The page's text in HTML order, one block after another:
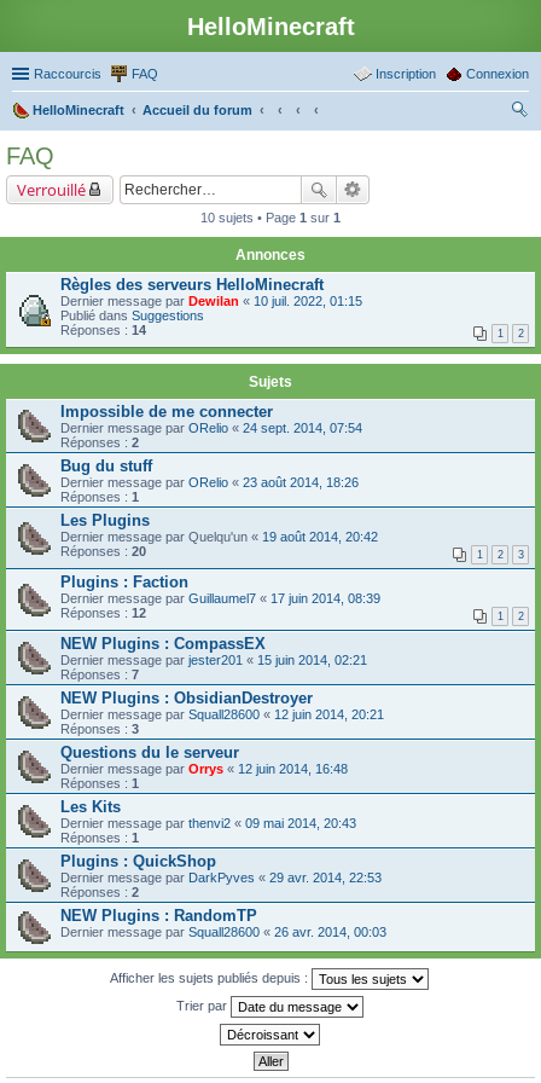
HelloMinecraft
Raccourcis FAQ Connexion
Inscription
HelloMinecraft
Accueil du forum
FAQ
Verrouillé
10 sujets • Page 1 sur 1
Annonces
Règles des serveurs HelloMinecraft
Dernier message par Dewilan « 10 juil. 2022, 01:15
Publié dans Suggestions
Réponses : 14 1 2
Sujets
Impossible de me connecter
Dernier message par ORelio « 24 sept. 2014, 07:54
Réponses : 2
Bug du stuff
Dernier message par ORelio « 23 août 2014, 18:26
Réponses : 1
Les Plugins
Dernier message par Quelqu'un « 19 août 2014, 20:42
Réponses : 20 1 2 3
Plugins : Faction
Dernier message par Guillaumel7 « 17 juin 2014, 08:39
Réponses : 12 1 2
NEW Plugins : CompassEX
Dernier message par jester201 « 15 juin 2014, 02:21
Réponses : 7
NEW Plugins : ObsidianDestroyer
Dernier message par Squall28600 « 12 juin 2014, 20:21
Réponses : 3
Questions du le serveur
Dernier message par Orrys « 12 juin 2014, 16:48
Réponses : 1
Les Kits
Dernier message par thenvi2 « 09 mai 2014, 20:43
Réponses : 1
Plugins : QuickShop
Dernier message par DarkPyves « 29 avr. 2014, 22:53
Réponses : 2
NEW Plugins : RandomTP
Dernier message par Squall28600 « 26 avr. 2014, 00:03
Afficher les sujets publiés depuis :
Trier par